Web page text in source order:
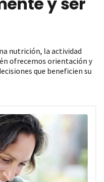
nutrición, la actividad
ofrecemos orientación y
que beneficien su